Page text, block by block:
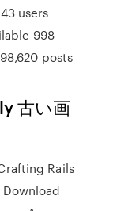
users
998
posts
古い画
Rails